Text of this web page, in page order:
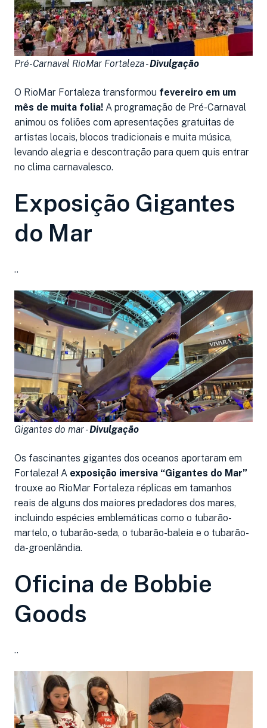
Pré-Carnaval RioMar Fortaleza -Divulgação
O RioMar Fortaleza transformou fevereiro em um
mês de muita folia! A programação de Pré-Carnaval
animou os foliões com apresentações gratuitas de
artistas locais, blocos tradicionais e muita música,
levando alegria e descontração para quem quis entrar
no clima carnavalesco.
Exposição Gigantes
do Mar
..
Gigantes do mar -Divulgação
Os fascinantes gigantes dos oceanos aportaram em
Fortaleza! A exposição imersiva “Gigantes do Mar”
trouxe ao RioMar Fortaleza réplicas em tamanhos
reais de alguns dos maiores predadores dos mares,
incluindo espécies emblemáticas como o tubarão-
martelo, o tubarão-seda, o tubarão-baleia e o tubarão-
da-groenlândia.
Oficina de Bobbie
Goods
..